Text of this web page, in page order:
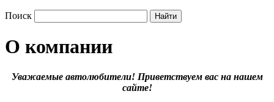
Поиск
О компании
Уважаемые автолюбители! Приветствуем вас на нашем
сайте!